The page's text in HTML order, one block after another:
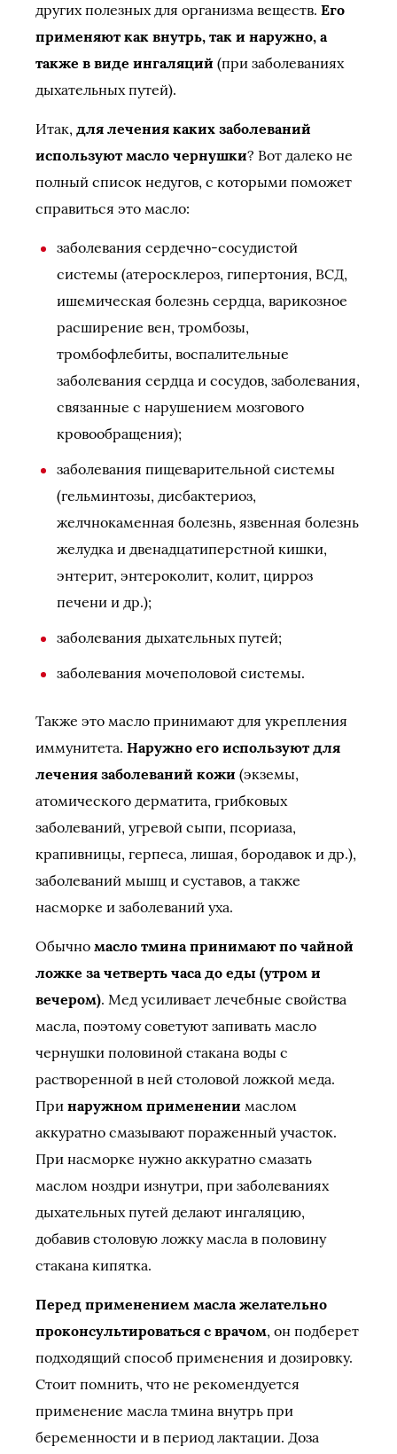
других полезных для организма веществ. Его
применяют как внутрь, так и наружно, а
также в виде ингаляций (при заболеваниях
дыхательных путей).
Итак, для лечения каких заболеваний
используют масло чернушки? Вот далеко не
полный список недугов, с которыми поможет
справиться это масло:
заболевания сердечно-сосудистой
системы (атеросклероз, гипертония, ВСД,
ишемическая болезнь сердца, варикозное
расширение вен, тромбозы,
тромбофлебиты, воспалительные
заболевания сердца и сосудов, заболевания,
связанные с нарушением мозгового
кровообращения);
заболевания пищеварительной системы
(гельминтозы, дисбактериоз,
желчнокаменная болезнь, язвенная болезнь
желудка и двенадцатиперстной кишки,
энтерит, энтероколит, колит, цирроз
печени и др.);
заболевания дыхательных путей;
заболевания мочеполовой системы.
Также это масло принимают для укрепления
иммунитета. Наружно его используют для
лечения заболеваний кожи (экземы,
атомического дерматита, грибковых
заболеваний, угревой сыпи, псориаза,
крапивницы, герпеса, лишая, бородавок и др.),
заболеваний мышц и суставов, а также
насморке и заболеваний уха.
Обычно масло тмина принимают по чайной
ложке за четверть часа до еды (утром и
вечером). Мед усиливает лечебные свойства
масла, поэтому советуют запивать масло
чернушки половиной стакана воды с
растворенной в ней столовой ложкой меда.
При наружном применении маслом
аккуратно смазывают пораженный участок.
При насморке нужно аккуратно смазать
маслом ноздри изнутри, при заболеваниях
дыхательных путей делают ингаляцию,
добавив столовую ложку масла в половину
стакана кипятка.
Перед применением масла желательно
проконсультироваться с врачом, он подберет
подходящий способ применения и дозировку.
Стоит помнить, что не рекомендуется
применение масла тмина внутрь при
беременности и в период лактации. Доза